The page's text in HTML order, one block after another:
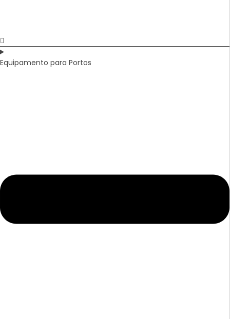
Equipamento para Portos